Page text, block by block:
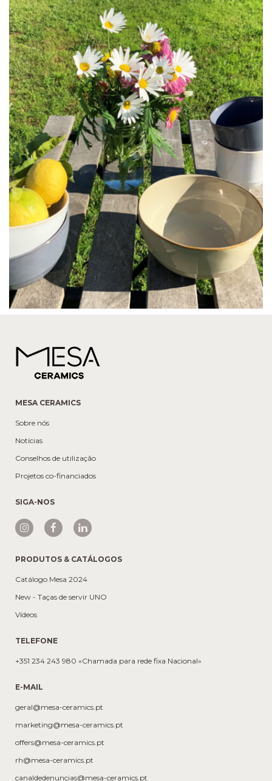
MESA CERAMICS
Sobre nós
Notícias
Conselhos de utilização
Projetos co-financiados
SIGA-NOS
PRODUTOS & CATÁLOGOS
Catálogo Mesa 2024
New - Taças de servir UNO
Vídeos
TELEFONE
+351 234 243 980 «Chamada para rede fixa Nacional»
E-MAIL
geral@mesa-ceramics.pt
marketing@mesa-ceramics.pt
offers@mesa-ceramics.pt
rh@mesa-ceramics.pt
canaldedenuncias@mesa-ceramics.pt